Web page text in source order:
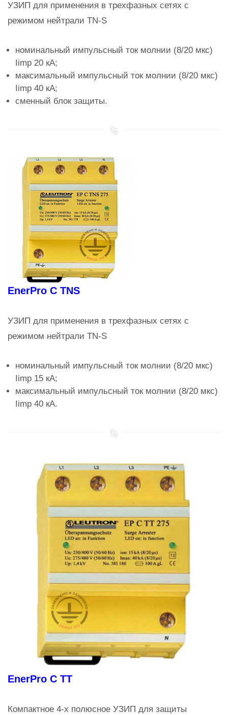
УЗИП для применения в трехфазных сетях с
режимом нейтрали TN-S
номинальный импульсный ток молнии (8/20 мкс)
Iimp 20 кА;
максимальный импульсный ток молнии (8/20 мкс)
Iimp 40 кА;
сменный блок защиты.
EnerPro C TNS
УЗИП для применения в трехфазных сетях с
режимом нейтрали TN-S
номинальный импульсный ток молнии (8/20 мкс)
Iimp 15 кА;
максимальный импульсный ток молнии (8/20 мкс)
Iimp 40 кА.
EnerPro C TT
Компактное 4-х полюсное УЗИП для защиты